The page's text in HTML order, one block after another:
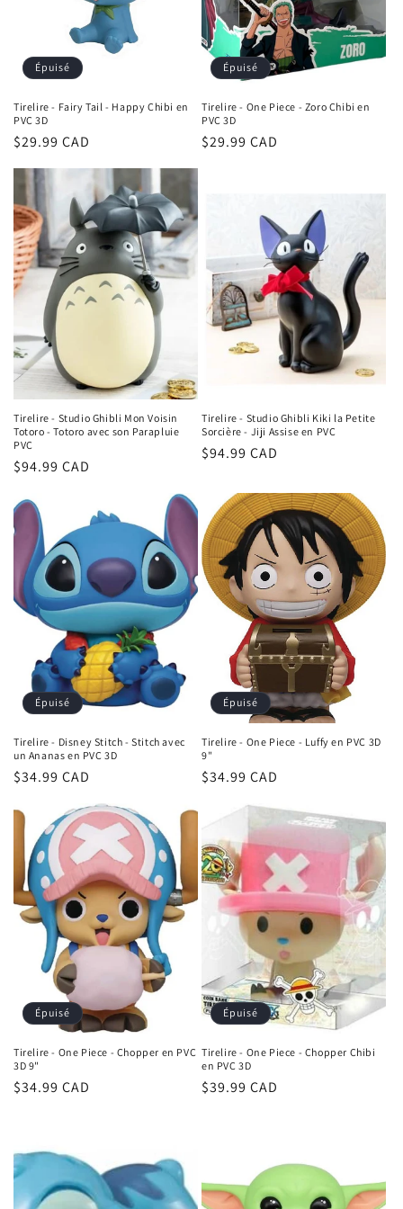
n
:
Épuisé
Tirelire - Fairy Tail - Happy Chibi en
PVC 3D
Prix
habituel
$29.99 CAD
Épuisé
Tirelire - One Piece - Zoro Chibi en
PVC 3D
Prix
$29.99 CAD
Tirelire - Studio Ghibli Mon Voisin
Totoro - Totoro avec son Parapluie
PVC
Prix
$94.99 CAD
Tirelire - Studio Ghibli Kiki la Petite
Sorcière - Jiji Assise en PVC
Prix
$94.99 CAD
Épuisé
Tirelire - Disney Stitch - Stitch avec
un Ananas en PVC 3D
Prix
$34.99 CAD
Épuisé
Tirelire - One Piece - Luffy en PVC 3D
9"
Prix
$34.99 CAD
Épuisé
Tirelire - One Piece - Chopper en PVC
3D 9"
Prix
$34.99 CAD
Épuisé
Tirelire - One Piece - Chopper Chibi
en PVC 3D
Prix
$39.99 CAD